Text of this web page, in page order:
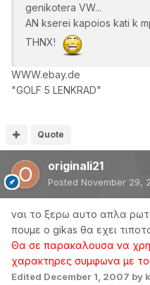
genikotera VW...
AN kserei kapoios kati k
THNX!
WWW.ebay.de
"GOLF 5 LENKRAD"
Quote
originali21
Posted November 29,
ναι το ξερω αυτο απλα
πουμε ο gikas θα εχει
Θα σε παρακαλουσα να
χαρακτηρες συμφωνα με
Edited December 1, 2007 by